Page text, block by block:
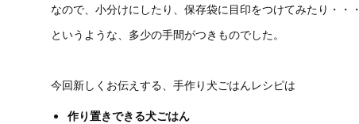
なので、小分けにしたり、保存袋に目印をつけてみたり・・・
というような、多少の手間がつきものでした。
今回新しくお伝えする、手作り犬ごはんレシピは
作り置きできる犬ごはん